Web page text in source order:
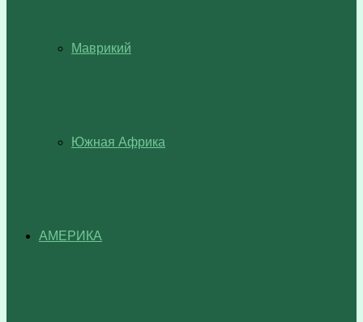
Маврикий
Южная Африка
АМЕРИКА